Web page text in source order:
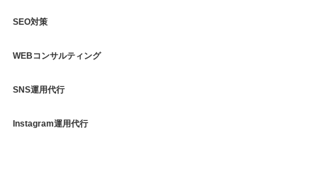
SEO対策
WEBコンサルティング
SNS運用代行
Instagram運用代行